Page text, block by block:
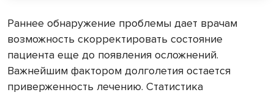
Раннее обнаружение проблемы дает врачам
возможность скорректировать состояние
пациента еще до появления осложнений.
Важнейшим фактором долголетия остается
приверженность лечению. Статистика